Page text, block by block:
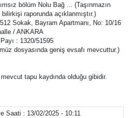
bölüm Nolu Bağ ... (Taşınmazın
raporunda açıklanmıştır.)
Sokak, Bayram Apartmanı, No: 10/16
/ ANKARA
: 1320/51595
dosyasında geniş evsafı mevcuttur.)
tapu kaydında olduğu gibidir.
Saati : 13/02/2025 - 10:11